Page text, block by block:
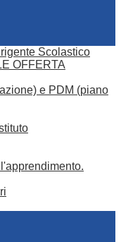
Scolastico
OFFERTA
e PDM (piano